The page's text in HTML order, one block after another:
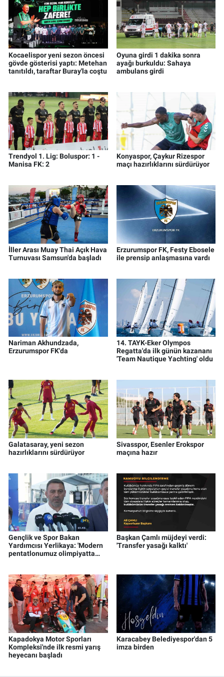
Kocaelispor yeni sezon öncesi
gövde gösterisi yaptı: Metehan
tanıtıldı, taraftar Buray'la coştu
Oyuna girdi 1 dakika sonra
ayağı burkuldu: Sahaya
ambulans girdi
Trendyol 1. Lig: Boluspor: 1 -
Manisa FK: 2
Konyaspor, Çaykur Rizespor
maçı hazırlıklarını sürdürüyor
İller Arası Muay Thai Açık Hava
Turnuvası Samsun'da başladı
Erzurumspor FK, Festy Ebosele
ile prensip anlaşmasına vardı
Nariman Akhundzada,
Erzurumspor FK'da
14. TAYK-Eker Olympos
Regatta'da ilk günün kazananı
'Team Nautique Yachting' oldu
Galatasaray, yeni sezon
hazırlıklarını sürdürüyor
Sivasspor, Esenler Erokspor
maçına hazır
Gençlik ve Spor Bakan
Yardımcısı Yerlikaya: 'Modern
pentatlonumuz olimpiyatta
Başkan Çamlı müjdeyi verdi:
'Transfer yasağı kalktı'
Kapadokya Motor Sporları
Kompleksi'nde ilk resmi yarış
heyecanı başladı
Karacabey Belediyespor'dan 5
imza birden